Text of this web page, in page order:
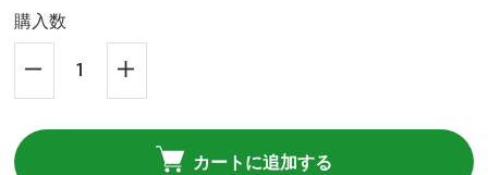
購入数
カートに追加する